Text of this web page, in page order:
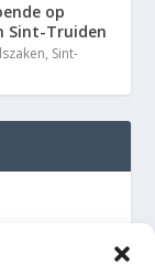
op
Sint-Truiden
, Sint-